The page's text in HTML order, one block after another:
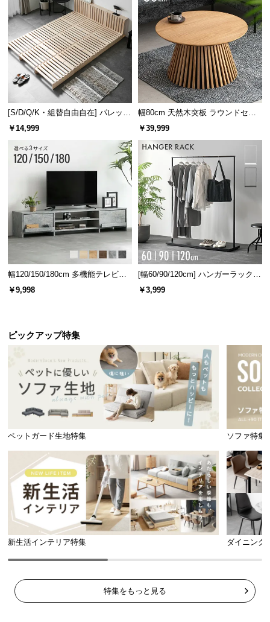
[S/D/Q/K・組替自由自在] パレット
ベッド 8/12/16枚セット
￥14,999
幅80cm 天然木突板 ラウンドセン
ターテーブル 美しい格子デザイン
￥39,999
幅120/150/180cm 多機能テレビボ
ード 木目/石目調 オープン収納・
引き出し収納付き
￥9,998
[幅60/90/120cm] ハンガーラック
スチール 4段階高さ調節 サイドフ
ック オープンラック シンプル
￥3,999
ピックアップ特集
ペットガード生地特集 ソファ特集
新生活インテリア特集 ダイニング
特集をもっと見る